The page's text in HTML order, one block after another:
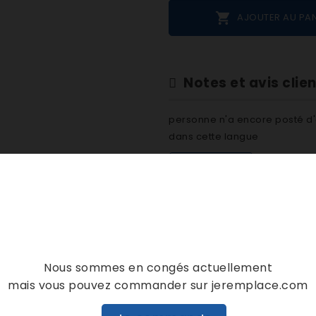
 AJOUTER AU
Notes et avis
personne n'a encore posté
dans cette langue
461971093361 C00373834
Nous sommes en congés actuellement
mais vous pouvez commander sur jeremplace.com